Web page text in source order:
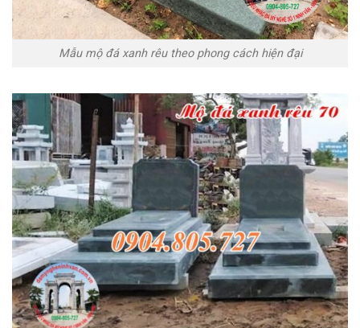
Mẫu mộ đá xanh rêu theo phong cách hiện đại